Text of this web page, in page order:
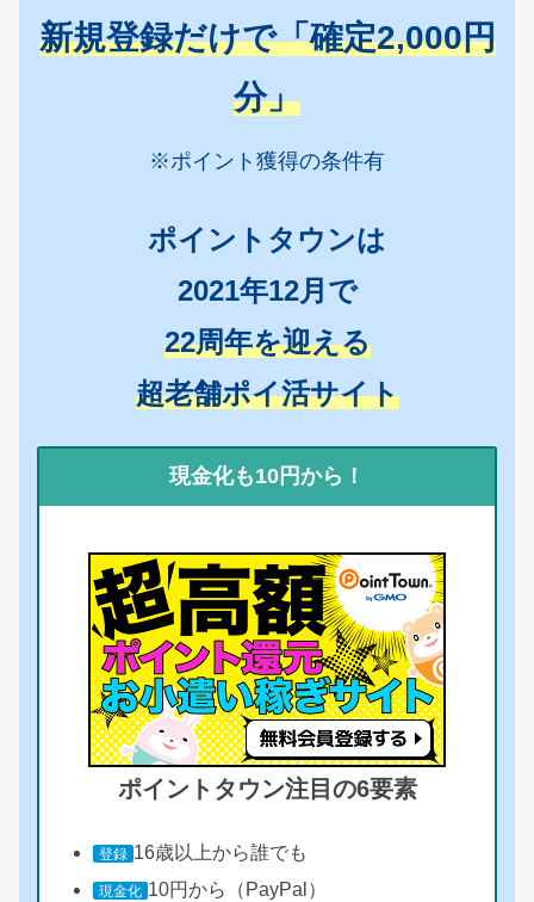
新規登録だけで「確定2,000円
分」
※ポイント獲得の条件有
ポイントタウンは
2021年12月で
22周年を迎える
超老舗ポイ活サイト
現金化も10円から！
ポイントタウン注目の6要素
登録 16歳以上から誰でも
現金化 10円から（PayPal）